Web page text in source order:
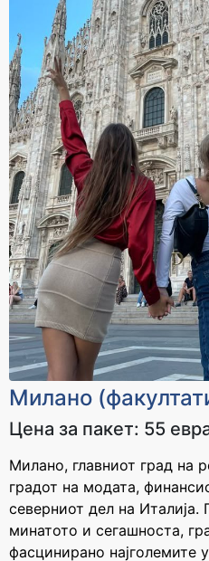
Милано
Цена за пакет: 55
Милано, главниот град на
градот на модата,
северниот дел на Италија.
минатото и сегашноста,
фасцинирано најголемите